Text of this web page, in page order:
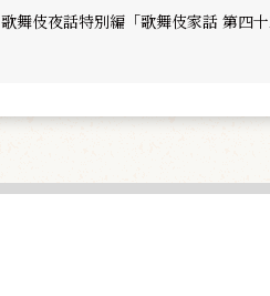
歌舞伎夜話特別編「歌舞伎家話 第四